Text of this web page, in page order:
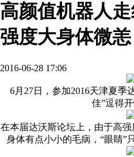
高颜值机器人
强度大身体微恙
2016-06-28 17:06
6月27日，参加2016天津夏季
佳”逗得开
在本届达沃斯论坛上，由于高强
身体有点小小的毛病，“眼睛”